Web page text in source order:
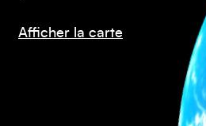
Afficher la carte